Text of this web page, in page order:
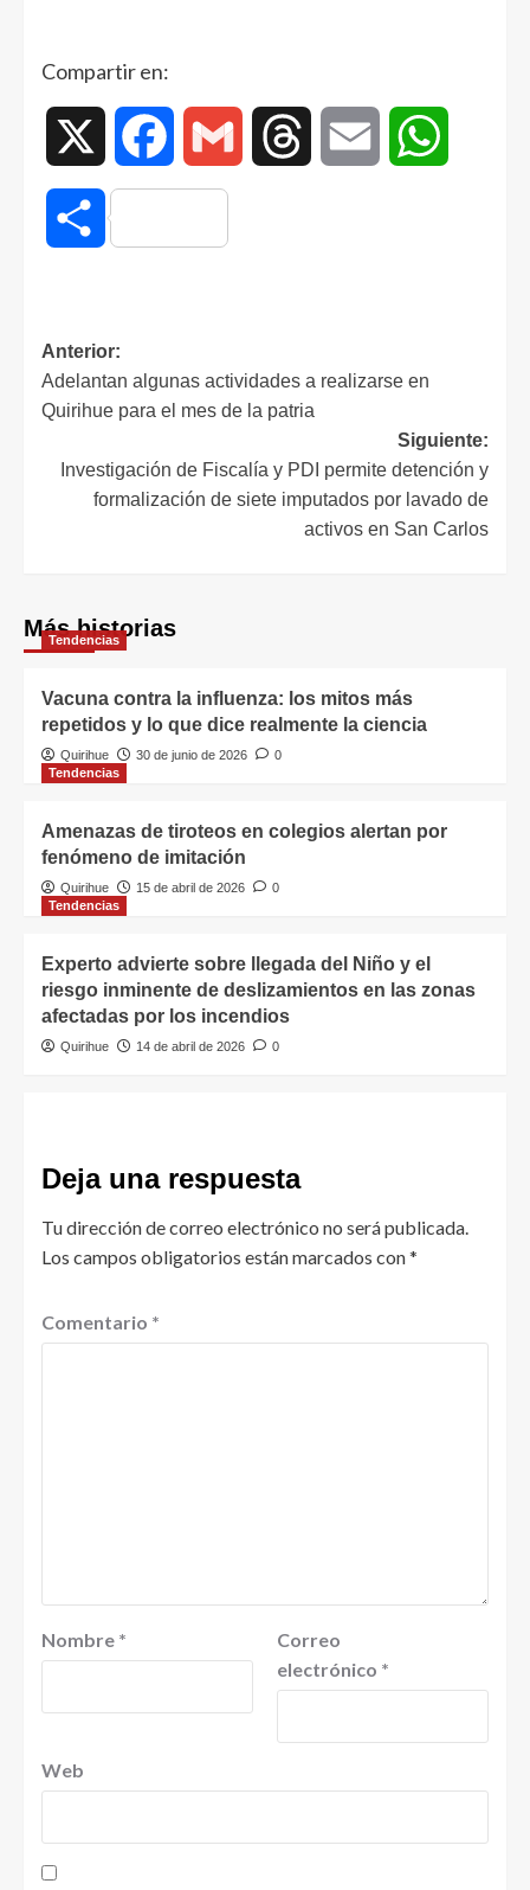
Compartir en:
Facebook Gmail Threads Email
Compartir
Anterior:
Adelantan algunas actividades a realizarse en
Quirihue para el mes de la patria
Siguiente:
Investigación de Fiscalía y PDI permite detención y
formalización de siete imputados por lavado de
activos en San Carlos
Más historias
Tendencias
Vacuna contra la influenza: los mitos más
repetidos y lo que dice realmente la ciencia
Quirihue 30 de junio de 2026
0
Tendencias
Amenazas de tiroteos en colegios alertan por
fenómeno de imitación
Quirihue 15 de abril de 2026
0
Tendencias
Experto advierte sobre llegada del Niño y el
riesgo inminente de deslizamientos en las zonas
afectadas por los incendios
Quirihue 14 de abril de 2026 0
Deja una respuesta
Tu dirección de correo electrónico no será publicada.
Los campos obligatorios están marcados con*
Comentario *
Nombre *
Correo
electrónico *
Web